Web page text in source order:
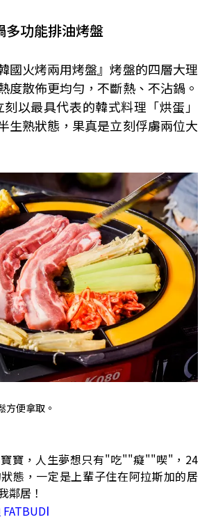
多功能排油烤盤
國火烤兩用烤盤』烤盤的四層大理
度散佈更均勻，不斷熱、不沾鍋。
刻以最具代表的韓式料理「烘蛋」
生熟狀態，果真是立刻俘虜兩位大
便拿取。
寶，人生夢想只有"吃""癡""喫"，24
態，一定是上輩子住在阿拉斯加的居
鄰居！
I